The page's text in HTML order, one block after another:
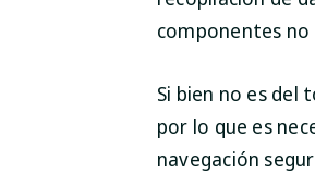
componentes no
Si bien no es del
por lo que es
navegación